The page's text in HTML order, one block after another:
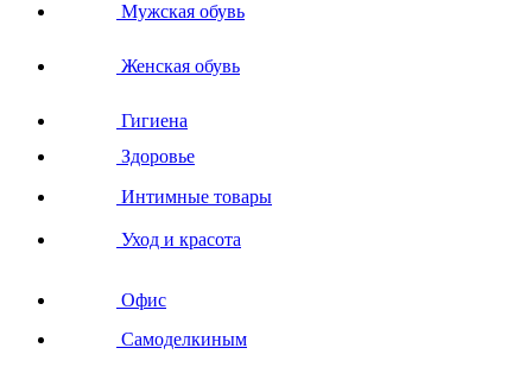
Мужская обувь
Женская обувь
Гигиена
Здоровье
Интимные товары
Уход и красота
Офис
Самоделкиным